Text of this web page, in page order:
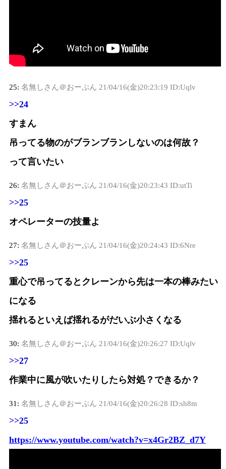
25: 名無しさん＠おーぷん 21/04/16(金)20:23:19 ID:Uqlv
>>24
すまん
吊ってる物のがブランブランしないのは何故？
って言いたい
26: 名無しさん＠おーぷん 21/04/16(金)20:23:43 ID:utTi
>>25
オペレーターの技量よ
27: 名無しさん＠おーぷん 21/04/16(金)20:24:43 ID:6Nre
>>25
重心で吊ってるとクレーンから先は一本の棒みたい
になる
揺れるといえば揺れるがだいぶ小さくなる
30: 名無しさん＠おーぷん 21/04/16(金)20:26:27 ID:Uqlv
>>27
作業中に風が吹いたりしたら対処？できるか？
31: 名無しさん＠おーぷん 21/04/16(金)20:26:28 ID:sh8m
>>25
https://www.youtube.com/watch?v=x4Gr2BZ_d7Y